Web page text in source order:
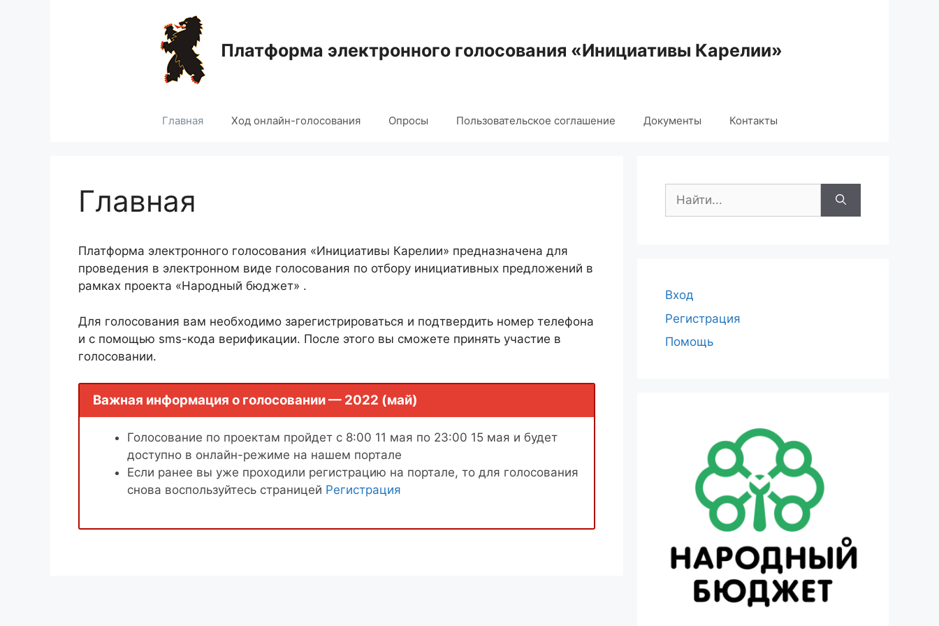
Платформа электронного голосования «Инициативы Карелии»
Главная Ход онлайн-голосования Опросы Пользовательское соглашение Документы Контакты
Главная
Платформа электронного голосования «Инициативы Карелии» предназначена для
проведения в электронном виде голосования по отбору инициативных предложений в
рамках проекта «Народный бюджет» .
Для голосования вам необходимо зарегистрироваться и подтвердить номер телефона
и с помощью sms-кода верификации. После этого вы сможете принять участие в
голосовании.
Важная информация о голосовании — 2022 (май)
Голосование по проектам пройдет с 8:00 11 мая по 23:00 15 мая и будет
доступно в онлайн-режиме на нашем портале
Если ранее вы уже проходили регистрацию на портале, то для голосования
снова воспользуйтесь страницей Регистрация
Поиск:
Вход
Регистрация
Помощь